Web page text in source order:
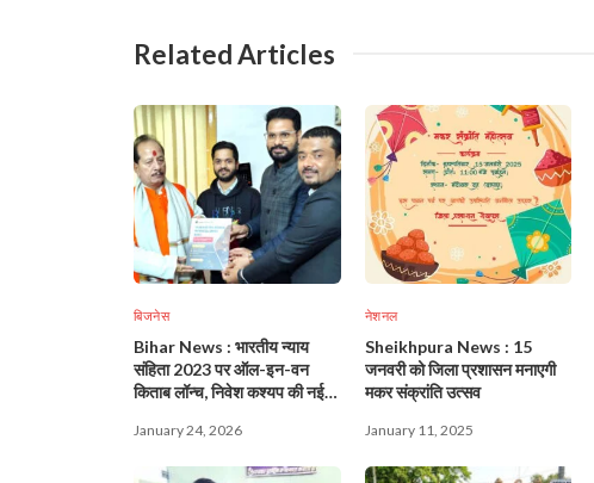
Related Articles
बिजनेस
Bihar News : भारतीय न्याय
संहिता 2023 पर ऑल-इन-वन
किताब लॉन्च, निवेश कश्यप की नई
January 24, 2026
नेशनल
Sheikhpura News : 15
जनवरी को जिला प्रशासन मनाएगी
मकर संक्रांति उत्सव
January 11, 2025